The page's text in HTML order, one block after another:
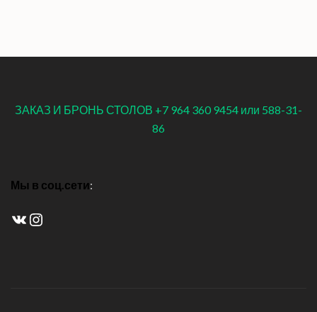
ЗАКАЗ И БРОНЬ СТОЛОВ +7 964 360 9454 или 588-31-
86
Мы в соц.сети:
ВКонтакте
Instagram